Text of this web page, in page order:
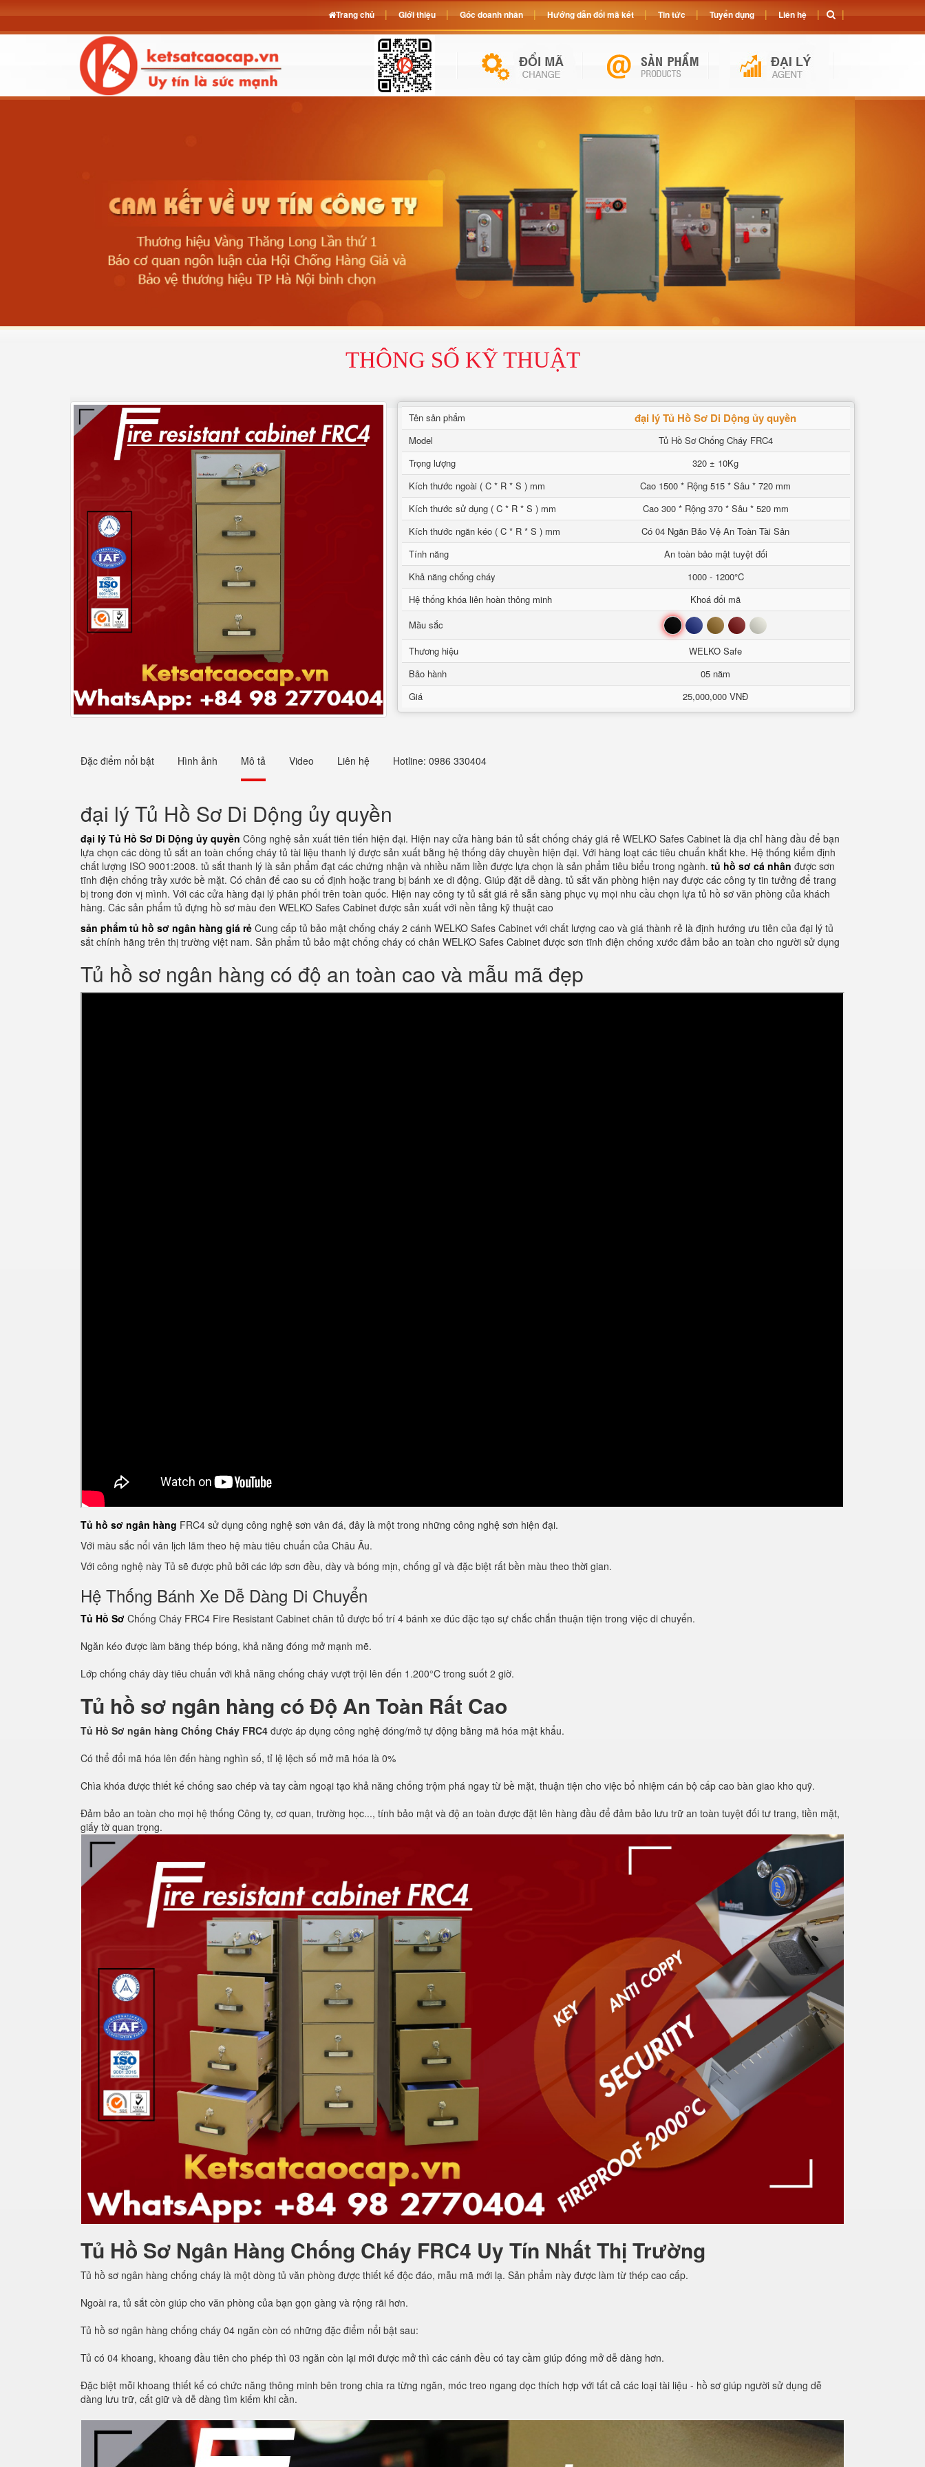
THÔNG SỐ KỸ THUẬT
Tên sản phẩm đại lý Tủ Hồ Sơ Di Dộng ủy quyền
Model
Tủ Hồ Sơ Chống Cháy FRC4
Trọng lượng
320 ± 10Kg
Kích thước ngoài ( C * R * S ) mm
Cao 1500 * Rộng 515 * Sâu * 720 mm
Kích thước sử dụng ( C * R * S ) mm
Cao 300 * Rộng 370 * Sâu * 520 mm
Kích thước ngăn kéo ( C * R * S ) mm
Có 04 Ngăn Bảo Vệ An Toàn Tài Sản
Tính năng
An toàn bảo mật tuyệt đối
Khả năng chống cháy
1000 - 1200°C
Hệ thống khóa liên hoàn thông minh
Khoá đổi mã
Mầu sắc
Đen Xanh Nâu Đỏ Trắng
Thương hiệu
WELKO Safe
Bảo hành
05 năm
Giá
25,000,000 VNĐ
Đặc điểm nổi bật Hình ảnh Mô tả Video Liên hệ Hotline: 0986 330404
đại lý Tủ Hồ Sơ Di Dộng ủy quyền
đại lý Tủ Hồ Sơ Di Dộng ủy quyền Công nghệ sản xuất tiên tiến hiện đại. Hiện nay cửa hàng bán tủ sắt chống cháy giá rẻ WELKO Safes Cabinet là địa chỉ hàng đầu để bạn
lựa chọn các dòng tủ sắt an toàn chống cháy tủ tài liệu thanh lý được sản xuất bằng hệ thống dây chuyền hiện đại. Với hàng loạt các tiêu chuẩn khắt khe. Hệ thống kiểm định
chất lượng ISO 9001:2008. tủ sắt thanh lý là sản phẩm đạt các chứng nhận và nhiều năm liền được lựa chọn là sản phẩm tiêu biểu trong ngành. tủ hồ sơ cá nhân được sơn
tĩnh điện chống trầy xước bề mặt. Có chân đế cao su cố định hoặc trang bị bánh xe di động. Giúp đặt dễ dàng. tủ sắt văn phòng hiện nay được các công ty tin tưởng để trang
bị trong đơn vị mình. Với các cửa hàng đại lý phân phối trên toàn quốc. Hiện nay công ty tủ sắt giá rẻ sẵn sàng phục vụ mọi nhu cầu chọn lựa tủ hồ sơ văn phòng của khách
hàng. Các sản phẩm tủ đựng hồ sơ màu đen WELKO Safes Cabinet được sản xuất với nền tảng kỹ thuật cao
sản phẩm tủ hồ sơ ngân hàng giá rẻ Cung cấp tủ bảo mật chống cháy 2 cánh WELKO Safes Cabinet với chất lượng cao và giá thành rẻ là định hướng ưu tiên của đại lý tủ
sắt chính hãng trên thị trường việt nam. Sản phẩm tủ bảo mật chống cháy có chân WELKO Safes Cabinet được sơn tĩnh điện chống xước đảm bảo an toàn cho người sử dụng
Tủ hồ sơ ngân hàng có độ an toàn cao và mẫu mã đẹp
Tủ hồ sơ ngân hàng FRC4 sử dụng công nghệ sơn vân đá, đây là một trong những công nghệ sơn hiện đại.
Với màu sắc nổi vân lịch lãm theo hệ màu tiêu chuẩn của Châu Âu.
Với công nghệ này Tủ sẽ được phủ bởi các lớp sơn đều, dày và bóng mịn, chống gỉ và đặc biệt rất bền màu theo thời gian.
Hệ Thống Bánh Xe Dễ Dàng Di Chuyển
Tủ Hồ Sơ Chống Cháy FRC4 Fire Resistant Cabinet chân tủ được bố trí 4 bánh xe đúc đặc tạo sự chắc chắn thuận tiện trong việc di chuyển.
Ngăn kéo được làm bằng thép bóng, khả năng đóng mở mạnh mẽ.
Lớp chống cháy dày tiêu chuẩn với khả năng chống cháy vượt trội lên đến 1.200°C trong suốt 2 giờ.
Tủ hồ sơ ngân hàng có Độ An Toàn Rất Cao
Tủ Hồ Sơ ngân hàng Chống Cháy FRC4 được áp dụng công nghệ đóng/mở tự động bằng mã hóa mật khẩu.
Có thể đổi mã hóa lên đến hàng nghìn số, tỉ lệ lệch số mở mã hóa là 0%
Chìa khóa được thiết kế chống sao chép và tay cầm ngoại tạo khả năng chống trộm phá ngay từ bề mặt, thuận tiện cho việc bổ nhiệm cán bộ cấp cao bàn giao kho quỹ.
Đảm bảo an toàn cho mọi hệ thống Công ty, cơ quan, trường học..., tính bảo mật và độ an toàn được đặt lên hàng đầu để đảm bảo lưu trữ an toàn tuyệt đối tư trang, tiền mặt,
giấy tờ quan trọng.
Tủ Hồ Sơ Ngân Hàng Chống Cháy FRC4 Uy Tín Nhất Thị Trường
Tủ hồ sơ ngân hàng chống cháy là một dòng tủ văn phòng được thiết kế độc đáo, mẫu mã mới lạ. Sản phẩm này được làm từ thép cao cấp.
Ngoài ra, tủ sắt còn giúp cho văn phòng của bạn gọn gàng và rộng rãi hơn.
Tủ hồ sơ ngân hàng chống cháy 04 ngăn còn có những đặc điểm nổi bật sau:
Tủ có 04 khoang, khoang đầu tiên cho phép thì 03 ngăn còn lại mới được mở thì các cánh đều có tay cầm giúp đóng mở dễ dàng hơn.
Đặc biệt mỗi khoang thiết kế có chức năng thông minh bên trong chia ra từng ngăn, móc treo ngang dọc thích hợp với tất cả các loại tài liệu - hồ sơ giúp người sử dụng dễ
dàng lưu trữ, cất giữ và dễ dàng tìm kiếm khi cần.
Trang chủ Giới thiệu Góc doanh nhân Hướng dẫn đổi mã két Tin tức Tuyển dụng Liên hệ